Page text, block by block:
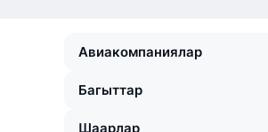
Авиакомпаниялар
Багыттар
Шаарлар